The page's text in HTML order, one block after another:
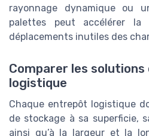
rayonnage dynamique ou
palettes peut accélérer
déplacements inutiles des
Comparer les
logistique
Chaque entrepôt logistique
de stockage à sa superficie,
ainsi qu’à la largeur et la